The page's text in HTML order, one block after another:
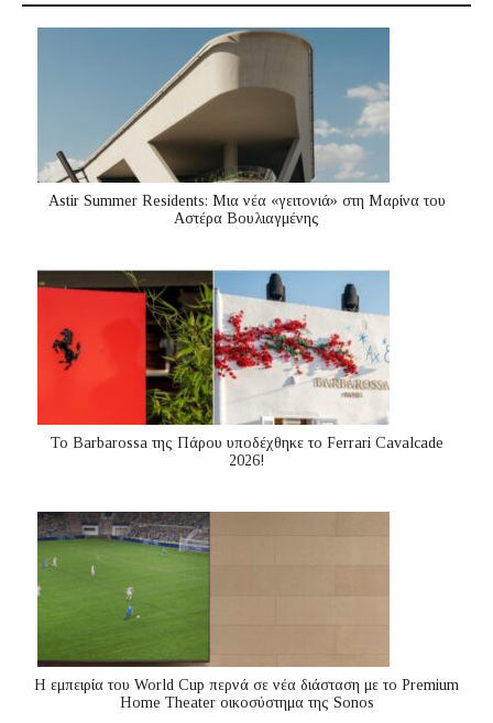
Astir Summer Residents: Μια νέα «γειτονιά» στη Μαρίνα του
Αστέρα Βουλιαγμένης
Το Barbarossa της Πάρου υποδέχθηκε το Ferrari Cavalcade
2026!
Η εμπειρία του World Cup περνά σε νέα διάσταση με το Premium
Home Theater οικοσύστημα της Sonos